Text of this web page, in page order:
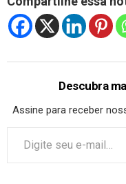
Descubra
Assine para receber